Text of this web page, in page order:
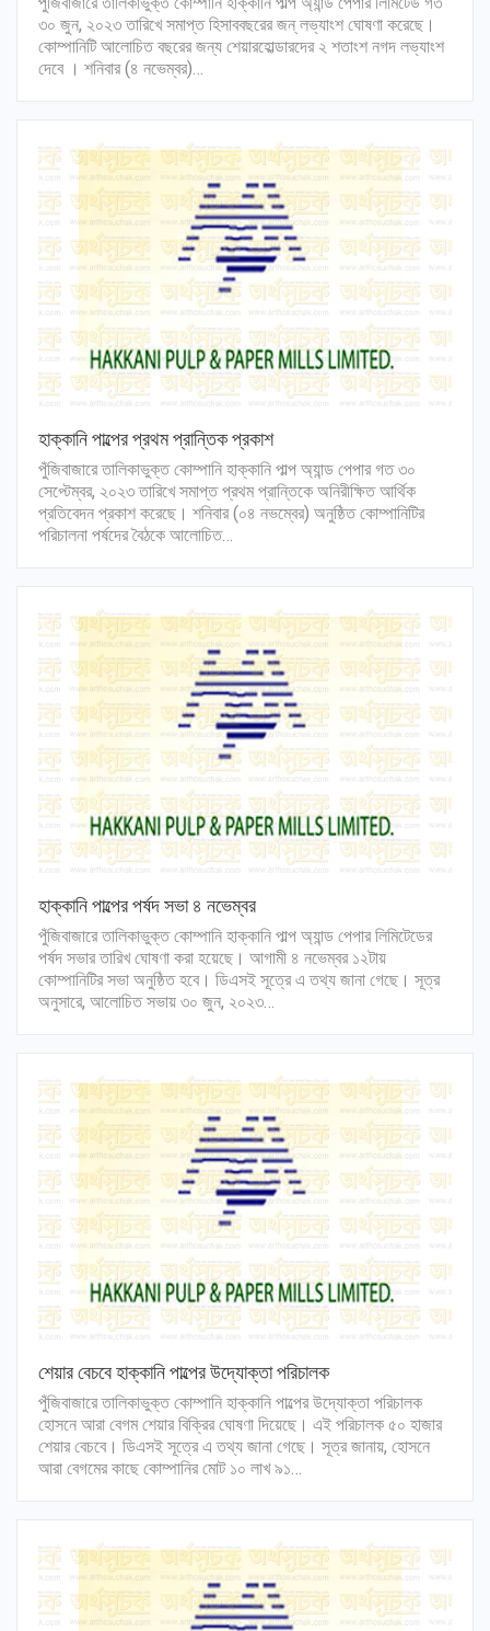
৩০ জুন, ২০২৩ তারিখে সমাপ্ত হিসাববছরের জন্ লভ্যাংশ ঘোষণা করেছে।
কোম্পানিটি আলোচিত বছরের জন্য শেয়ারহোল্ডারদের ২ শতাংশ নগদ লভ্যাংশ
দেবে । শনিবার (৪ নভেম্বর)…
হাক্কানি পাল্পের প্রথম প্রান্তিক প্রকাশ
পুঁজিবাজারে তালিকাভুক্ত কোম্পানি হাক্কানি পাল্প অ্যান্ড পেপার গত ৩০
সেপ্টেম্বর, ২০২৩ তারিখে সমাপ্ত প্রথম প্রান্তিকে অনিরীক্ষিত আর্থিক
প্রতিবেদন প্রকাশ করেছে। শনিবার (০৪ নভম্বের) অনুষ্ঠিত কোম্পানিটির
পরিচালনা পর্ষদের বৈঠকে আলোচিত…
হাক্কানি পাল্পের পর্ষদ সভা ৪ নভেম্বর
পুঁজিবাজারে তালিকাভুক্ত কোম্পানি হাক্কানি পাল্প অ্যান্ড পেপার লিমিটেডের
পর্ষদ সভার তারিখ ঘোষণা করা হয়েছে। আগামী ৪ নভেম্বর ১২টায়
কোম্পানিটির সভা অনুষ্ঠিত হবে। ডিএসই সূত্রে এ তথ্য জানা গেছে। সূত্র
অনুসারে, আলোচিত সভায় ৩০ জুন, ২০২৩…
শেয়ার বেচবে হাক্কানি পাল্পের উদ্যোক্তা পরিচালক
পুঁজিবাজারে তালিকাভুক্ত কোম্পানি হাক্কানি পাল্পের উদ্যোক্তা পরিচালক
হোসনে আরা বেগম শেয়ার বিক্রির ঘোষণা দিয়েছে। এই পরিচালক ৫০ হাজার
শেয়ার বেচবে। ডিএসই সূত্রে এ তথ্য জানা গেছে। সূত্র জানায়, হোসনে
আরা বেগমের কাছে কোম্পানির মোট ১০ লাখ ৯১…